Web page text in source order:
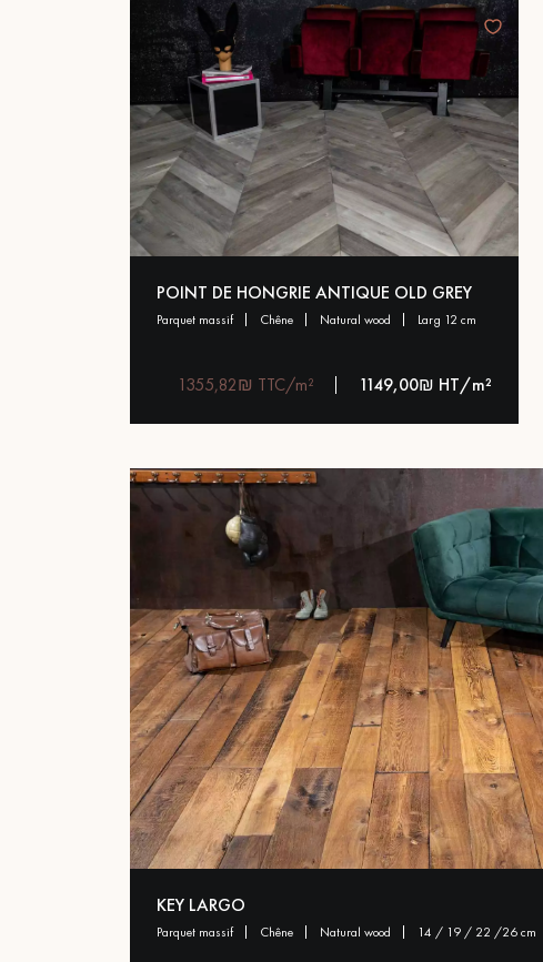
POINT DE HONGRIE ANTIQUE OLD GREY
parquet massif chêne natural wood larg 12 cm
1355,82₪ TTC/m² 1149,00₪ HT/m²
KEY LARGO
parquet massif chêne natural wood 14 / 19 / 22 /26 cm